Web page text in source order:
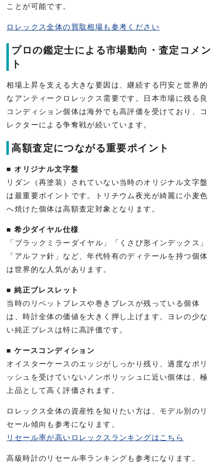
ことが可能です。
ロレックス全体の買取相場も参考ください
プロの鑑定士による市場動向・査定コメン
ト
相場上昇を支える大きな要因は、継続する円安と世界的
なアンティークロレックス需要です。日本市場に残る良
コンディション個体は海外でも高評価を受けており、コ
レクターによる争奪戦が続いています。
高額査定につながる重要ポイント
■ オリジナル文字盤
リダン（再塗装）されていない当時のオリジナル文字盤
は最重要ポイントです。トリチウム夜光が綺麗に小麦色
へ焼けた個体は高額査定対象となります。
■ 希少ダイヤル仕様
「ブラックミラーダイヤル」「くさび形インデックス」
「アルファ針」など、年代特有のディテールを持つ個体
は世界的な人気があります。
■ 純正ブレスレット
当時のリベットブレスや巻きブレスが残っている個体
は、時計全体の価値を大きく押し上げます。ヨレの少な
い純正ブレスは特に高評価です。
■ ケースコンディション
オイスターケースのエッジがしっかり残り、過度なポリ
ッシュを受けていないノンポリッシュに近い個体は、極
上品として高く評価されます。
ロレックス全体の資産性を知りたい方は、モデル別のリ
セール傾向も参考になります。
リセール率が高いロレックスランキングはこちら
高級時計のリセール率ランキングも参考になります。